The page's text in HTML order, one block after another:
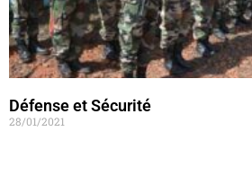
Défense et Sécurité
28/01/2021